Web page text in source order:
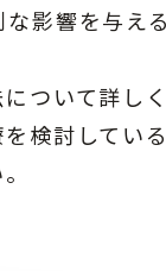
影響を与える
ついて詳しく
検討している